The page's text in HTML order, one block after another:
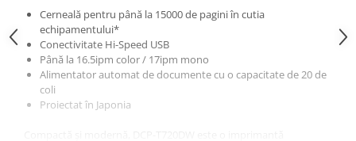
Hârtie / Produse din hârtie
Agende
Bloc Notes
Carton Color
Cuburi din Hârtie / Notițe Adezive
Etichete Autocolante
Cerneală pentru până la 15000 de pagini în cutia
echipamentului*
Conectivitate Hi-Speed USB
Până la 16.5ipm color / 17ipm mono
Alimentator automat de documente cu o capacitate de 20 de
coli
Proiectat în Japonia